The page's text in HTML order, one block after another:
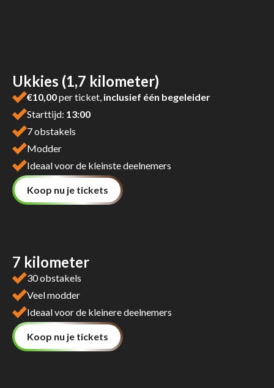
Ukkies (1,7 kilometer)
€10,00per ticket, inclusief één begeleider
Starttijd: 13:00
7 obstakels
Modder
Ideaal voor de kleinste deelnemers
Koop nu je tickets
7 kilometer
30 obstakels
Veel modder
Ideaal voor de kleinere deelnemers
Koop nu je tickets